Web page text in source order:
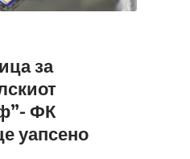
за
ФК
уапсено